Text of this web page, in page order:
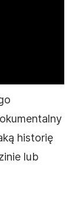
historię
lub